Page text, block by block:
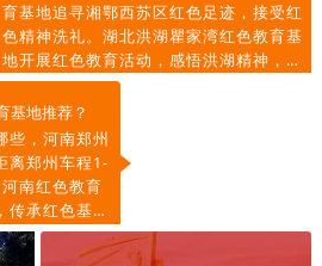
育基地追寻湘鄂西苏区红色足迹，接受红
色精神洗礼。湖北洪湖瞿家湾红色教育基
地开展红色教育活动，感悟洪湖精神，传
承红色基因，凝聚奋进力量。
基地推荐？
些，河南郑州
离郑州车程1-
南红色教育
传承红色基